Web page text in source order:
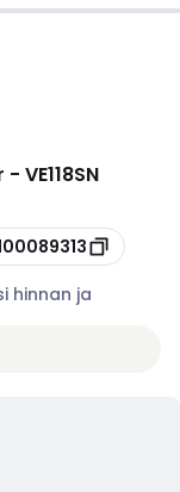
VE118SN
hinnan ja